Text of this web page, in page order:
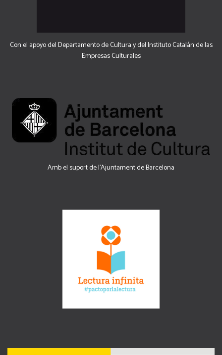
Con el apoyo del Departamento de Cultura y del Instituto Catalán de las
Empresas Culturales
Amb el suport de l’Ajuntament de Barcelona